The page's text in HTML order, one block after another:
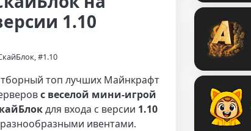
1.10
#1.10
топ лучших Майнкрафт
с веселой мини-игрой
для входа с версии 1.10
ивентами.